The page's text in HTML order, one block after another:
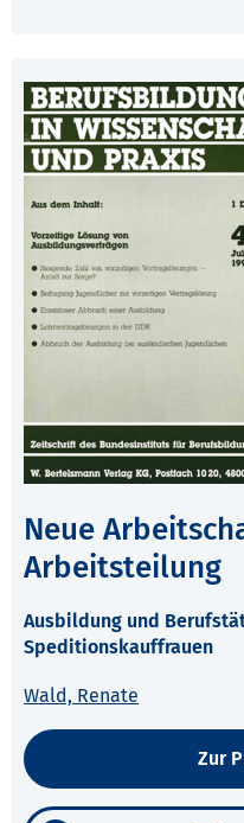
Neue
Arbeitsteilung
Ausbildung und
Speditionskauffrauen
Wald, Renate
Zur